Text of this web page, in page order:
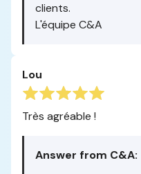
clients.
L'équipe C&A
Lou
Très agréable !
Answer from C&A: